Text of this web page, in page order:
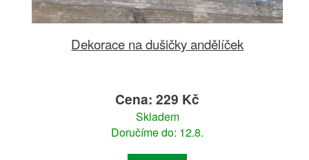
Dekorace na dušičky andělíček
Cena: 229 Kč
Skladem
Doručíme do: 12.8.